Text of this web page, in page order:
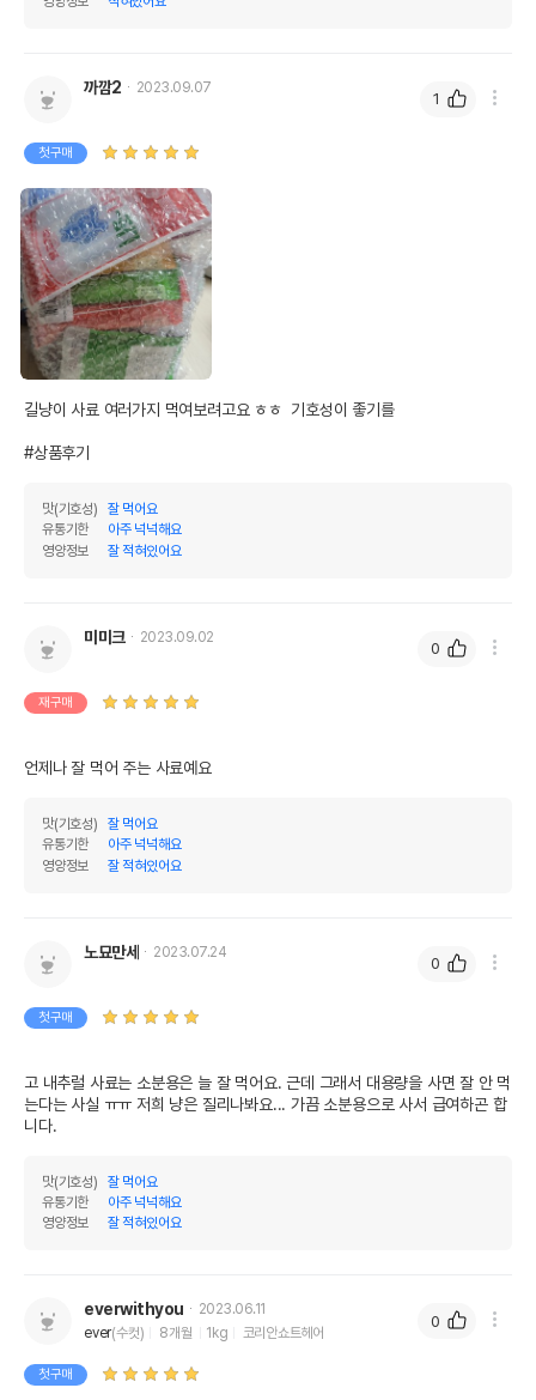
까깜2 2023.09.07
첫구매
길냥이 사료 여러가지 먹여보려고요 ㅎㅎ  기호성이 좋기를
#상품후기
맛(기호성)
잘 먹어요
유통기한
아주 넉넉해요
영양정보
잘 적혀있어요
1
미미크 2023.09.02
재구매
언제나 잘 먹어 주는 사료예요
맛(기호성)
잘 먹어요
유통기한
아주 넉넉해요
영양정보
잘 적혀있어요
0
노묘만세 2023.07.24
첫구매
고 내추럴 사료는 소분용은 늘 잘 먹어요. 근데 그래서 대용량을 사면 잘 안 먹
는다는 사실 ㅠㅠ 저희 냥은 질리나봐요... 가끔 소분용으로 사서 급여하곤 합
니다.
맛(기호성)
잘 먹어요
유통기한
아주 넉넉해요
영양정보
잘 적혀있어요
0
everwithyou
2023.06.11
ever(수컷) 8개월 1kg 코리안쇼트헤어
첫구매
0